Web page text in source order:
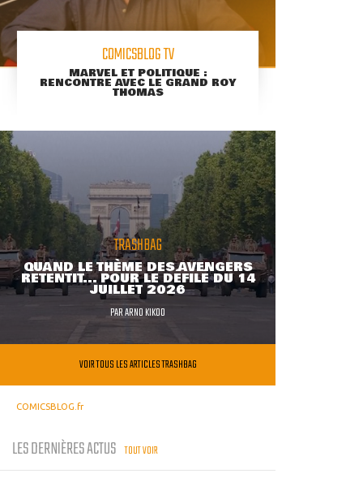
COMICSBLOG TV
MARVEL ET POLITIQUE :
RENCONTRE AVEC LE GRAND ROY
THOMAS
TRASHBAG
QUAND LE THÈME DES AVENGERS
RETENTIT... POUR LE DÉFILÉ DU 14
JUILLET 2026
PARARNO KIKOO
VOIR TOUS LES ARTICLES TRASHBAG
COMICSBLOG.fr
LES DERNIÈRES ACTUS TOUT VOIR